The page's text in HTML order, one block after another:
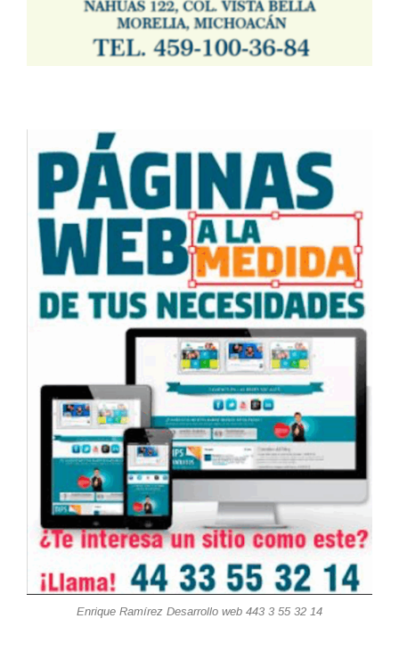
Enrique Ramírez Desarrollo web 443 3 55 32 14